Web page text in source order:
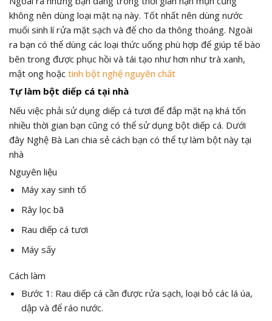
không nên dùng loại mặt nạ này. Tốt nhất nên dùng nước
muối sinh lí rửa mặt sạch và để cho da thông thoáng. Ngoài
ra bạn có thể dùng các loại thức uống phù hợp để giúp tế bào
bên trong được phục hồi và tái tạo như hơn như trà xanh,
mật ong hoặc tinh bột nghệ nguyên chất
Tự làm bột diếp cá tại nhà
Nếu việc phải sử dụng diếp cá tươi để đắp mặt nạ khá tốn
nhiều thời gian bạn cũng có thể sử dụng bột diếp cá. Dưới
đây Nghệ Bà Lan chia sẻ cách bạn có thể tự làm bột này tại
nhà
Nguyên liệu
Máy xay sinh tố
Rây lọc bã
Rau diếp cá tươi
Máy sấy
Cách làm
Bước 1: Rau diếp cá cần được rửa sạch, loại bỏ các lá úa,
dập và để ráo nước.